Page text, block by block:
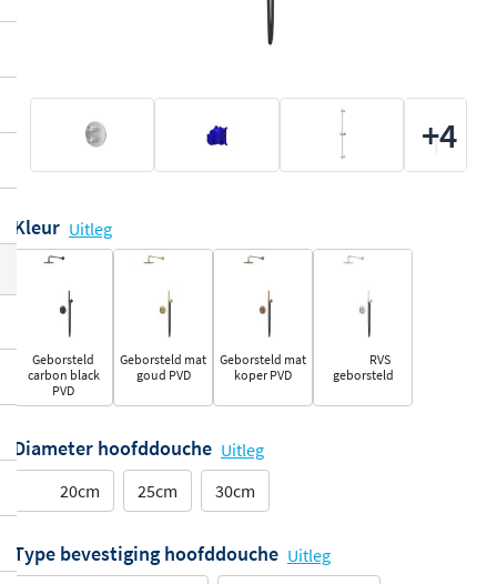
+4
Kleur Uitleg
Geborsteld
carbon black
PVD
Geborsteld mat
goud PVD
Geborsteld mat
koper PVD
RVS
geborsteld
Diameter hoofddouche Uitleg
20cm
25cm 30cm
Type bevestiging hoofddouche Uitleg